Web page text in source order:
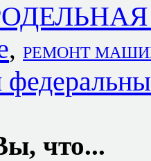
, РЕМОНТ МАШИН
что...